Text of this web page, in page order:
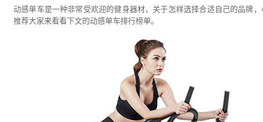
动感单车是一种非常受欢迎的健身器材，关于怎样选择合适自己的品牌，
推荐大家来看看下文的动感单车排行榜单。